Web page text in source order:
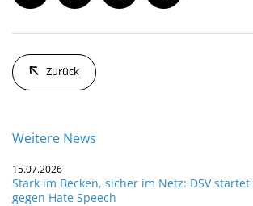
Zurück
Weitere News
15.07.2026
Stark im Becken, sicher im Netz: DSV
gegen Hate Speech